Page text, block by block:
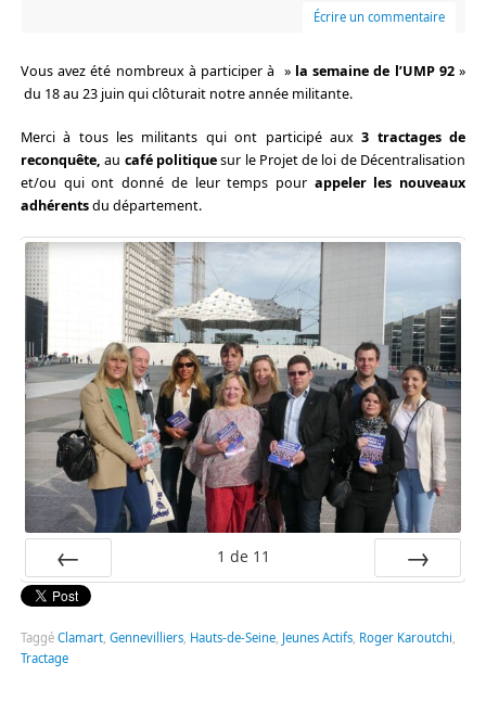
Écrire un commentaire
Vous avez été nombreux à participer à » la semaine de l’UMP 92»
du 18 au 23 juin qui clôturait notre année militante.
Merci à tous les militants qui ont participé aux3 tractages de
reconquête, au café politiquesur le Projet de loi de Décentralisation
et/ou qui ont donné de leur temps pour appeler les nouveaux
adhérentsdu département.
Préc
1 de 11
Taggé Clamart, Gennevilliers, Hauts-de-Seine, Jeunes Actifs, Roger Karoutchi,
Tractage